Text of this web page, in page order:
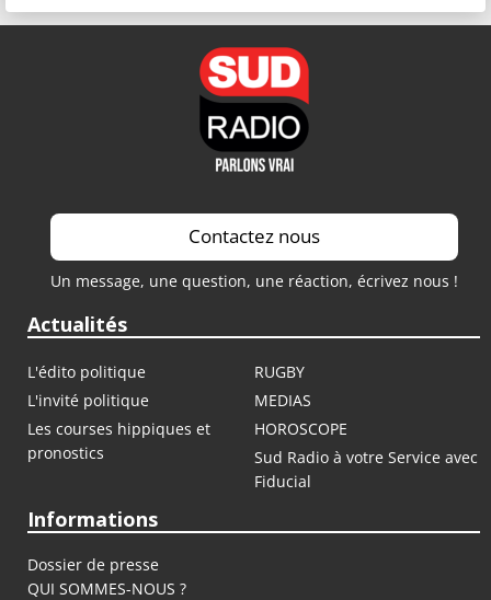
Contactez nous
Un message, une question, une réaction, écrivez nous !
Actualités
L'édito politique
RUGBY
L'invité politique
MEDIAS
Les courses hippiques et
pronostics
HOROSCOPE
Sud Radio à votre Service avec
Fiducial
Informations
Dossier de presse
QUI SOMMES-NOUS ?